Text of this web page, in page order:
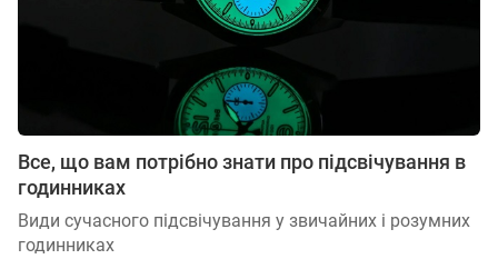
Все, що вам потрібно знати про підсвічування в
годинниках
Види сучасного підсвічування у звичайних і розумних
годинниках